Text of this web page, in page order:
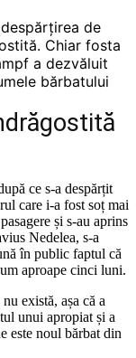
de
Chiar fosta
a dezvăluit
bărbatului
ce s-a despărțit
care i-a fost soț mai
și s-au aprins
Nedelea, s-a
în public faptul că
aproape cinci luni.
există, așa că a
unui apropiat și a
este noul bărbat din